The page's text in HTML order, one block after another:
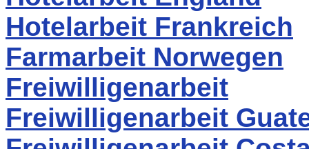
Hotelarbeit Frankreich
Farmarbeit Norwegen
Freiwilligenarbeit
Freiwilligenarbeit